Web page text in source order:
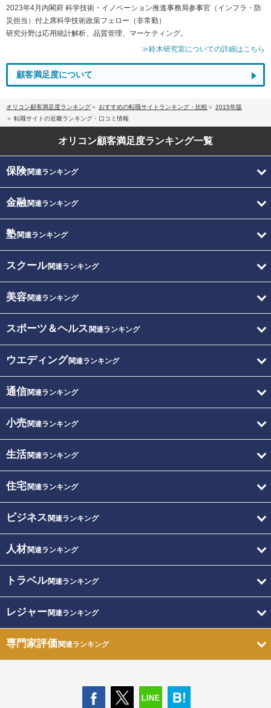
2023年4月内閣府 科学技術・イノベーション推進事務局参事官（インフラ・防
災担当）付上席科学技術政策フェロー（非常勤）
研究分野は応用統計解析、品質管理、マーケティング。
≫鈴木研究室についての詳細はこちら
顧客満足度について
オリコン顧客満足度ランキング おすすめの転職サイトランキング・比較
2015年版
転職サイトの近畿ランキング・口コミ情報
オリコン顧客満足度ランキング一覧
保険関連ランキング
金融関連ランキング
塾関連ランキング
スクール関連ランキング
美容関連ランキング
スポーツ＆ヘルス 関連ランキング
ウエディング関連ランキング
通信関連ランキング
小売関連ランキング
生活関連ランキング
住宅関連ランキング
ビジネス 関連ランキング
人材関連ランキング
トラベル関連ランキング
レジャー関連ランキング
専門家評価関連ランキング